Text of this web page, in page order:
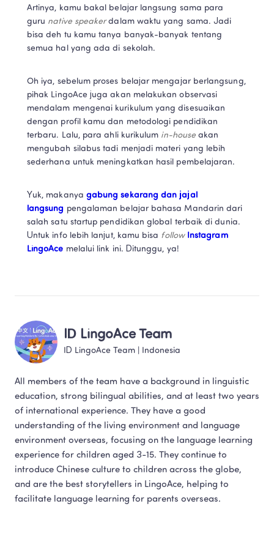
Artinya, kamu bakal belajar langsung sama para
guru native speaker dalam waktu yang sama. Jadi
bisa deh tu kamu tanya banyak-banyak tentang
semua hal yang ada di sekolah.
Oh iya, sebelum proses belajar mengajar berlangsung,
pihak LingoAce juga akan melakukan observasi
mendalam mengenai kurikulum yang disesuaikan
dengan profil kamu dan metodologi pendidikan
terbaru. Lalu, para ahli kurikulum in-house akan
mengubah silabus tadi menjadi materi yang lebih
sederhana untuk meningkatkan hasil pembelajaran.
Yuk, makanya gabung sekarang dan jajal
langsung pengalaman belajar bahasa Mandarin dari
salah satu startup pendidikan global terbaik di dunia.
Untuk info lebih lanjut, kamu bisa follow Instagram
LingoAce melalui link ini. Ditunggu, ya!
ID LingoAce Team
ID LingoAce Team Indonesia
All members of the team have a background in linguistic
education, strong bilingual abilities, and at least two years
of international experience. They have a good
understanding of the living environment and language
environment overseas, focusing on the language learning
experience for children aged 3-15. They continue to
introduce Chinese culture to children across the globe,
and are the best storytellers in LingoAce, helping to
facilitate language learning for parents overseas.​